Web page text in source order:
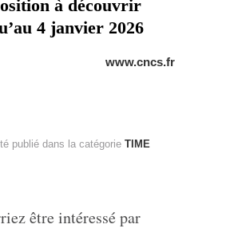
à découvrir
4 janvier 2026
www.cncs.fr
publié dans la catégorie TIME
être intéressé par